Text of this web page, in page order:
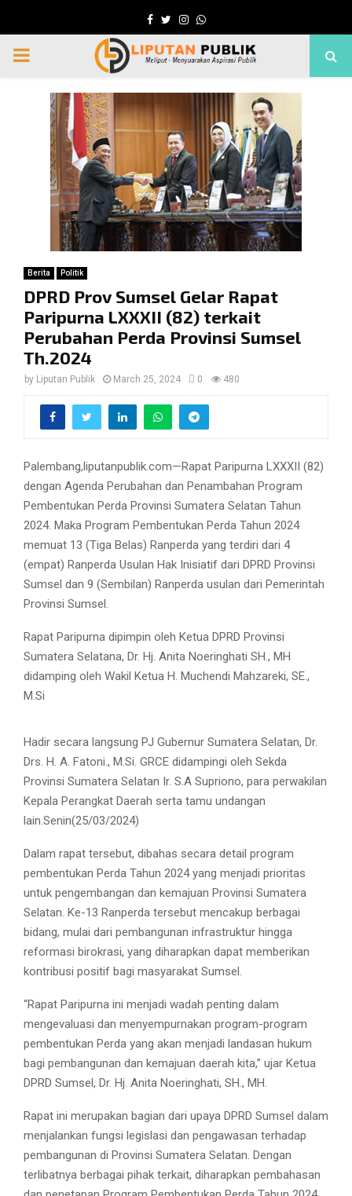
Facebook
TwitterInstagram
Whatsapp
PRIMARY
MENU
Berita Politik
DPRD Prov Sumsel Gelar Rapat
Paripurna LXXXII (82) terkait
Perubahan Perda Provinsi Sumsel
Th.2024
by Liputan Publik March 25, 2024 0 480
Palembang,liputanpublik.com—Rapat Paripurna LXXXII (82)
dengan Agenda Perubahan dan Penambahan Program
Pembentukan Perda Provinsi Sumatera Selatan Tahun
2024. Maka Program Pembentukan Perda Tahun 2024
memuat 13 (Tiga Belas) Ranperda yang terdiri dari 4
(empat) Ranperda Usulan Hak Inisiatif dari DPRD Provinsi
Sumsel dan 9 (Sembilan) Ranperda usulan dari Pemerintah
Provinsi Sumsel.
Rapat Paripurna dipimpin oleh Ketua DPRD Provinsi
Sumatera Selatana, Dr. Hj. Anita Noeringhati SH., MH
didamping oleh Wakil Ketua H. Muchendi Mahzareki, SE.,
M.Si
Hadir secara langsung PJ Gubernur Sumatera Selatan, Dr.
Drs. H. A. Fatoni., M.Si. GRCE didampingi oleh Sekda
Provinsi Sumatera Selatan Ir. S.A Supriono, para perwakilan
Kepala Perangkat Daerah serta tamu undangan
lain.Senin(25/03/2024)
Dalam rapat tersebut, dibahas secara detail program
pembentukan Perda Tahun 2024 yang menjadi prioritas
untuk pengembangan dan kemajuan Provinsi Sumatera
Selatan. Ke-13 Ranperda tersebut mencakup berbagai
bidang, mulai dari pembangunan infrastruktur hingga
reformasi birokrasi, yang diharapkan dapat memberikan
kontribusi positif bagi masyarakat Sumsel.
“Rapat Paripurna ini menjadi wadah penting dalam
mengevaluasi dan menyempurnakan program-program
pembentukan Perda yang akan menjadi landasan hukum
bagi pembangunan dan kemajuan daerah kita,” ujar Ketua
DPRD Sumsel, Dr. Hj. Anita Noeringhati, SH., MH.
Rapat ini merupakan bagian dari upaya DPRD Sumsel dalam
menjalankan fungsi legislasi dan pengawasan terhadap
pembangunan di Provinsi Sumatera Selatan. Dengan
terlibatnya berbagai pihak terkait, diharapkan pembahasan